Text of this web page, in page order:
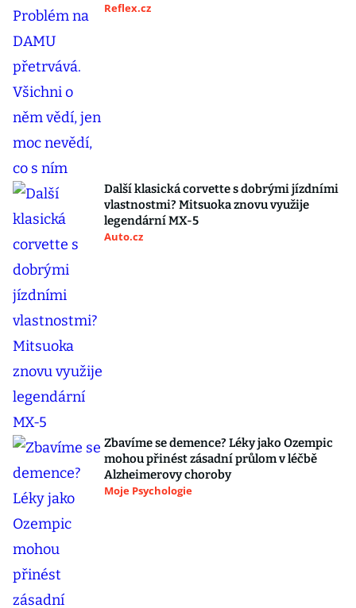
Reflex.cz
Další klasická corvette s dobrými jízdními
vlastnostmi? Mitsuoka znovu využije
legendární MX-5
Auto.cz
Zbavíme se demence? Léky jako Ozempic
mohou přinést zásadní průlom v léčbě
Alzheimerovy choroby
Moje Psychologie